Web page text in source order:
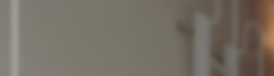
空気清浄機クリー